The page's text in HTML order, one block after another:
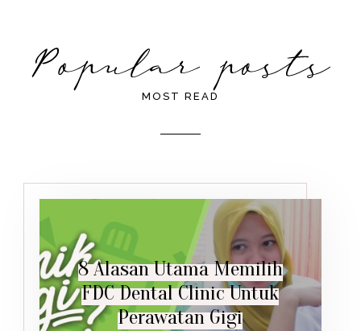
MOST READ
8 Alasan Utama Memilih
FDC Dental Clinic Untuk
Perawatan Gigi